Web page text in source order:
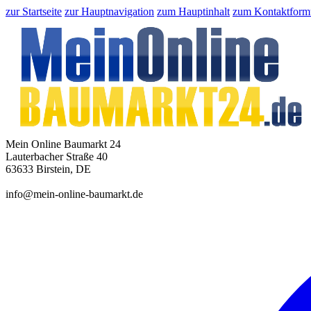
zur Startseite zur Hauptnavigation zum Hauptinhalt zum
Mein Online Baumarkt 24
Lauterbacher Straße 40
63633 Birstein, DE
info@mein-online-baumarkt.de